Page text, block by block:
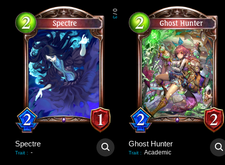
0
/
3
Spectre
Trait : -
Ghost Hunter
Trait : Academic